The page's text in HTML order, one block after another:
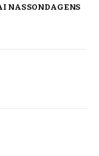
NAS SONDAGENS